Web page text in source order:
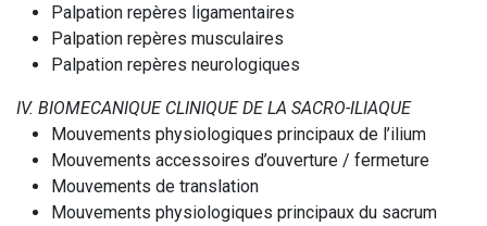
Palpation repères ligamentaires
Palpation repères musculaires
Palpation repères neurologiques
IV. BIOMECANIQUE CLINIQUE DE LA SACRO-ILIAQUE
Mouvements physiologiques principaux de l’ilium
Mouvements accessoires d’ouverture / fermeture
Mouvements de translation
Mouvements physiologiques principaux du sacrum